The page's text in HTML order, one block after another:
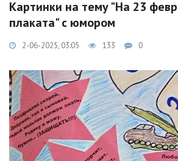
Картинки на тему "На 23
плаката" с юмором
2-06-2025, 03:05 133 0